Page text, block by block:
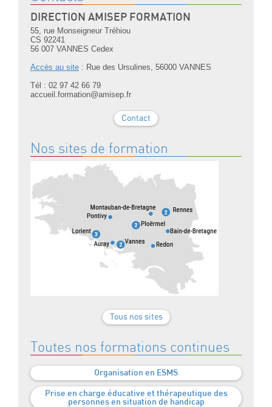
DIRECTION AMISEP FORMATION
55, rue Monseigneur Tréhiou
CS 92241
56 007 VANNES Cedex
Accès au site : Rue des Ursulines, 56000 VANNES
Tél : 02 97 42 66 79
accueil.formation@amisep.fr
Contact
Nos sites de formation
Tous nos sites
Toutes nos formations continues
Organisation en ESMS
Prise en charge éducative et thérapeutique des
personnes en situation de handicap